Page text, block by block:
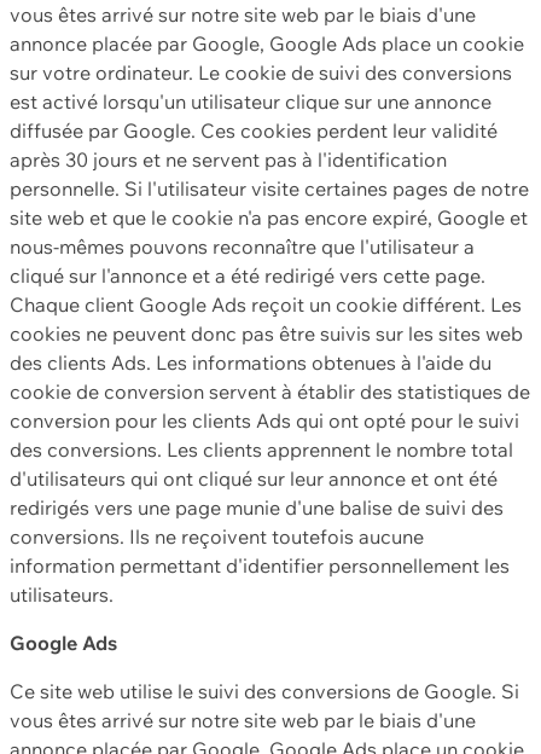
vous êtes arrivé sur notre site web par le biais d'une
annonce placée par Google, Google Ads place un cookie
sur votre ordinateur. Le cookie de suivi des conversions
est activé lorsqu'un utilisateur clique sur une annonce
diffusée par Google. Ces cookies perdent leur validité
après 30 jours et ne servent pas à l'identification
personnelle. Si l'utilisateur visite certaines pages de notre
site web et que le cookie n'a pas encore expiré, Google et
nous-mêmes pouvons reconnaître que l'utilisateur a
cliqué sur l'annonce et a été redirigé vers cette page.
Chaque client Google Ads reçoit un cookie différent. Les
cookies ne peuvent donc pas être suivis sur les sites web
des clients Ads. Les informations obtenues à l'aide du
cookie de conversion servent à établir des statistiques de
conversion pour les clients Ads qui ont opté pour le suivi
des conversions. Les clients apprennent le nombre total
d'utilisateurs qui ont cliqué sur leur annonce et ont été
redirigés vers une page munie d'une balise de suivi des
conversions. Ils ne reçoivent toutefois aucune
information permettant d'identifier personnellement les
utilisateurs.
Google Ads
Ce site web utilise le suivi des conversions de Google. Si
vous êtes arrivé sur notre site web par le biais d'une